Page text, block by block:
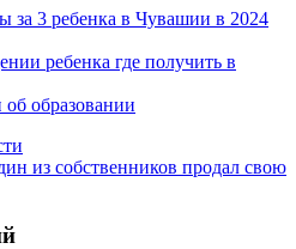
за 3 ребенка в Чувашии в 2024
ребенка где получить в
об образовании
из собственников продал свою